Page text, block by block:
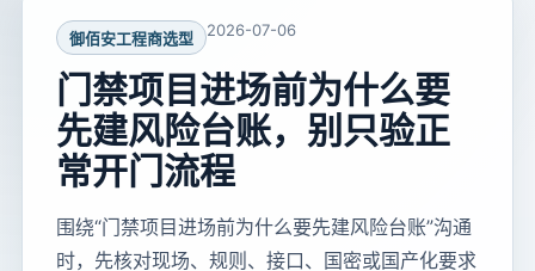
御佰安工程商选型 2026-07-06
门禁项目进场前为什么要
先建风险台账，别只验正
常开门流程
围绕“门禁项目进场前为什么要先建风险台账”沟通
时，先核对现场、规则、接口、国密或国产化要求